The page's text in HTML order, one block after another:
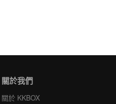
關於我們
關於 KKBOX